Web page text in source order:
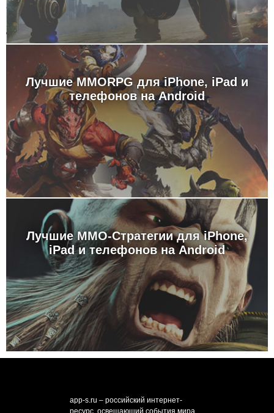
Лучшие MMORPG для iPhone, iPad и
телефонов на Android
Лучшие MMO-Стратегии для iPhone,
iPad и телефонов на Android
app-s.ru – российский интернет-
ресурс, освещающий события мира